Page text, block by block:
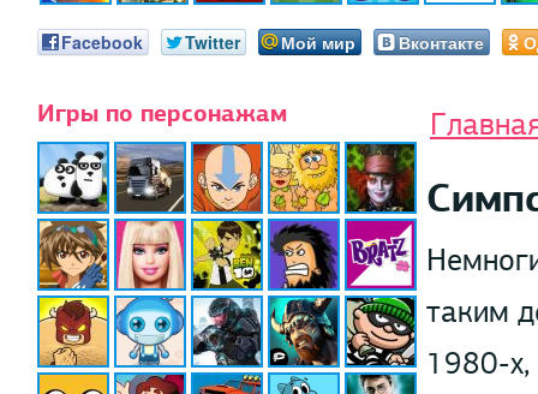
Facebook Twitter Мой мир Вконтакте
Игры по персонажам
таким
1980-х,